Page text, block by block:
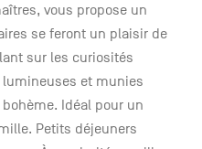
vous propose un
se feront un plaisir de
sur les curiosités
et munies
Idéal pour un
Petits déjeuners